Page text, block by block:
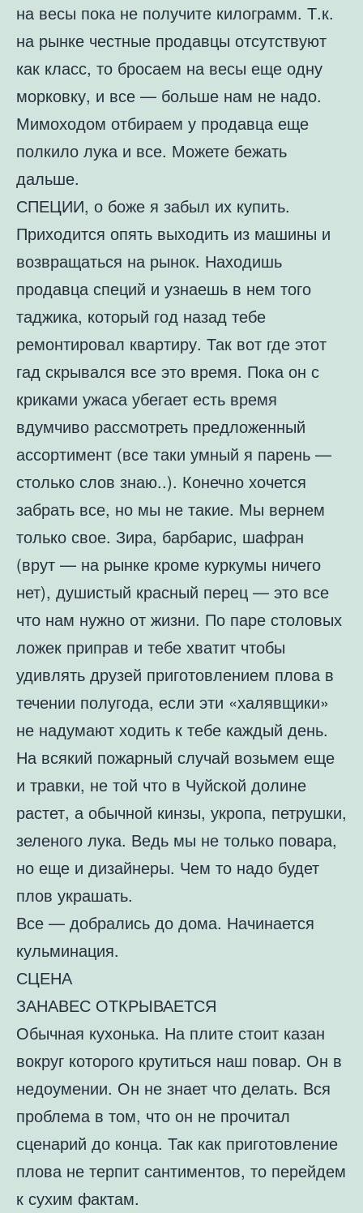
на весы пока не получите килограмм. Т.к.
на рынке честные продавцы отсутствуют
как класс, то бросаем на весы еще одну
морковку, и все — больше нам не надо.
Мимоходом отбираем у продавца еще
полкило лука и все. Можете бежать
дальше.
СПЕЦИИ, о боже я забыл их купить.
Приходится опять выходить из машины и
возвращаться на рынок. Находишь
продавца специй и узнаешь в нем того
таджика, который год назад тебе
ремонтировал квартиру. Так вот где этот
гад скрывался все это время. Пока он с
криками ужаса убегает есть время
вдумчиво рассмотреть предложенный
ассортимент (все таки умный я парень —
столько слов знаю..). Конечно хочется
забрать все, но мы не такие. Мы вернем
только свое. Зира, барбарис, шафран
(врут — на рынке кроме куркумы ничего
нет), душистый красный перец — это все
что нам нужно от жизни. По паре столовых
ложек приправ и тебе хватит чтобы
удивлять друзей приготовлением плова в
течении полугода, если эти «халявщики»
не надумают ходить к тебе каждый день.
На всякий пожарный случай возьмем еще
и травки, не той что в Чуйской долине
растет, а обычной кинзы, укропа, петрушки,
зеленого лука. Ведь мы не только повара,
но еще и дизайнеры. Чем то надо будет
плов украшать.
Все — добрались до дома. Начинается
кульминация.
СЦЕНА
ЗАНАВЕС ОТКРЫВАЕТСЯ
Обычная кухонька. На плите стоит казан
вокруг которого крутиться наш повар. Он в
недоумении. Он не знает что делать. Вся
проблема в том, что он не прочитал
сценарий до конца. Так как приготовление
плова не терпит сантиментов, то перейдем
к сухим фактам.